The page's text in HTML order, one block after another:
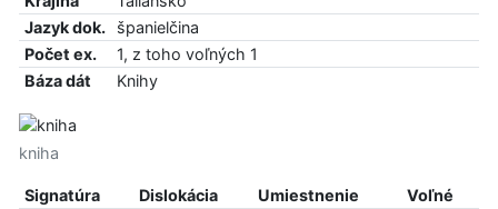
Jazyk dok.
španielčina
Počet ex.
1, z toho voľných 1
Báza dát
Knihy
kniha
Signatúra Dislokácia Umiestnenie
Voľné